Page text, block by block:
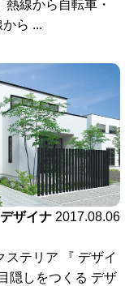
線から自転車・
ら ...
ザイナ 2017.08.06
ステリア 『 デザイ
隠しをつくる デザ